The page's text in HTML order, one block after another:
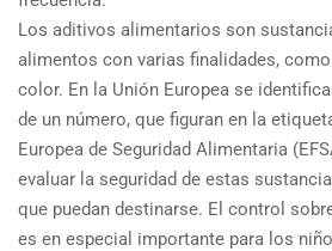
Los aditivos alimentarios son
alimentos con varias finalidades,
color. En la Unión Europea se
de un número, que figuran en la
Europea de Seguridad Alimentaria
evaluar la seguridad de estas
que puedan destinarse. El control
es en especial importante para los